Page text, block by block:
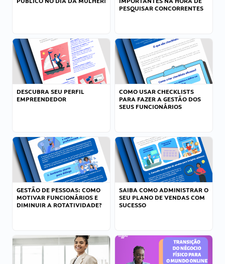
PESQUISAR CONCORRENTES
DESCUBRA SEU PERFIL
EMPREENDEDOR
COMO USAR CHECKLISTS
PARA FAZER A GESTÃO DOS
SEUS FUNCIONÁRIOS
GESTÃO DE PESSOAS: COMO
MOTIVAR FUNCIONÁRIOS E
DIMINUIR A ROTATIVIDADE?
SAIBA COMO ADMINISTRAR O
SEU PLANO DE VENDAS COM
SUCESSO